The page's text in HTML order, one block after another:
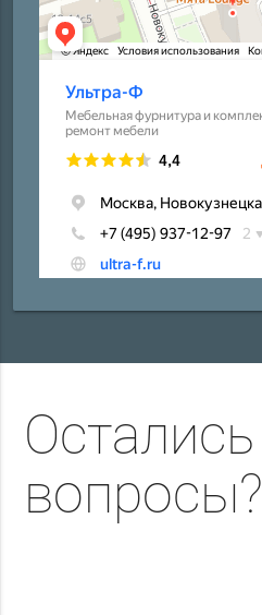
Остались
вопросы?